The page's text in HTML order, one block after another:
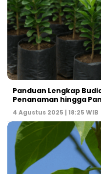
Panduan Lengkap
Penanaman hingga
4 Agustus 2025 | 18:25 WIB